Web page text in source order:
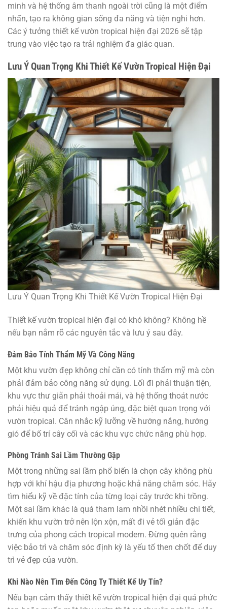
minh và hệ thống âm thanh ngoài trời cũng là một điểm
nhấn, tạo ra không gian sống đa năng và tiện nghi hơn.
Các ý tưởng thiết kế vườn tropical hiện đại 2026 sẽ tập
trung vào việc tạo ra trải nghiệm đa giác quan.
Lưu Ý Quan Trọng Khi Thiết Kế Vườn Tropical Hiện Đại
Lưu Ý Quan Trọng Khi Thiết Kế Vườn Tropical Hiện Đại
Thiết kế vườn tropical hiện đại có khó không? Không hề
nếu bạn nắm rõ các nguyên tắc và lưu ý sau đây.
Đảm Bảo Tính Thẩm Mỹ Và Công Năng
Một khu vườn đẹp không chỉ cần có tính thẩm mỹ mà còn
phải đảm bảo công năng sử dụng. Lối đi phải thuận tiện,
khu vực thư giãn phải thoải mái, và hệ thống thoát nước
phải hiệu quả để tránh ngập úng, đặc biệt quan trọng với
vườn tropical. Cân nhắc kỹ lưỡng về hướng nắng, hướng
gió để bố trí cây cối và các khu vực chức năng phù hợp.
Phòng Tránh Sai Lầm Thường Gặp
Một trong những sai lầm phổ biến là chọn cây không phù
hợp với khí hậu địa phương hoặc khả năng chăm sóc. Hãy
tìm hiểu kỹ về đặc tính của từng loại cây trước khi trồng.
Một sai lầm khác là quá tham lam nhồi nhét nhiều chi tiết,
khiến khu vườn trở nên lộn xộn, mất đi vẻ tối giản đặc
trưng của phong cách tropical modern. Đừng quên rằng
việc bảo trì và chăm sóc định kỳ là yếu tố then chốt để duy
trì vẻ đẹp của vườn.
Khi Nào Nên Tìm Đến Công Ty Thiết Kế Uy Tín?
Nếu bạn cảm thấy thiết kế vườn tropical hiện đại quá phức